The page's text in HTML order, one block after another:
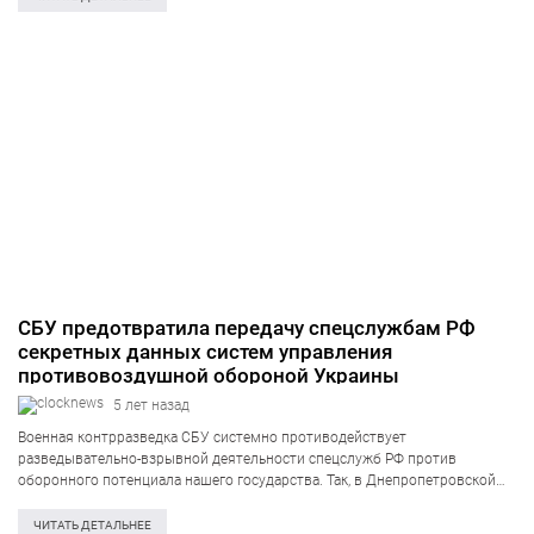
СБУ предотвратила передачу спецслужбам РФ
секретных данных систем управления
противовоздушной обороной Украины
5 лет назад
Военная контрразведка СБУ системно противодействует
разведывательно-взрывной деятельности спецслужб РФ против
оборонного потенциала нашего государства. Так, в Днепропетровской
Воздушных Сил Вооружённых Сил Украины на скрытом сборе секретных
ЧИТАТЬ ДЕТАЛЬНЕЕ